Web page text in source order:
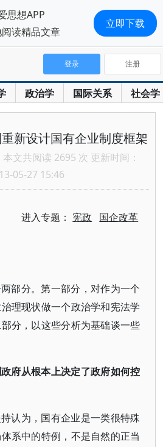
政治学 国际关系 社会学
登录 注册
新设计国有企业制度框架
本文共阅读 2695 次 更新时间：
05-27 15:46
进入专题： 宪政 国企改革
部分。第一部分，对作为一个
理现状做一个政治学和宪法学
分，以这些分析为基础谈一些
府从根本上决定了政府如何控
认为，国有企业是一类很特殊
系中的特例，不是自然的正当
思想APP
读精品文章
立即下载